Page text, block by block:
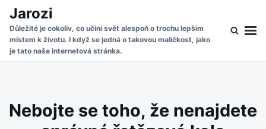
Skip
content
Search
for:
Jarozi
Důležité je cokoliv, co učiní svět alespoň o trochu lepším
místem k životu. I když se jedná o takovou maličkost, jako
je tato naše internetová stránka.
Nebojte se toho, že nenajdete